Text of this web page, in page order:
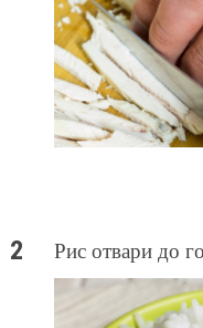
Рис отвари до